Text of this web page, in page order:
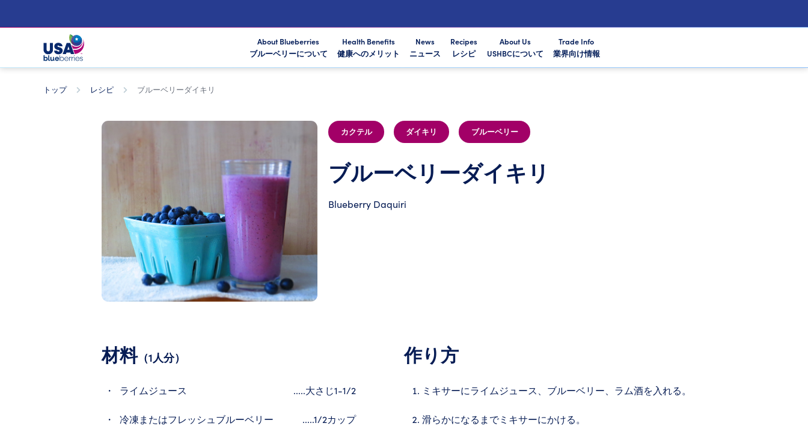
About Blueberries
ブルーベリーについて
Health Benefits
健康へのメリット
News
ニュース
Recipes
レシピ
About Us
USHBCについて
Trade Info
業界向け情報
トップ レシピ ブルーベリーダイキリ
カクテル ダイキリ ブルーベリー
ブルーベリーダイキリ
Blueberry Daquiri
材料（1人分）
ライムジュース .....大さじ1-1/2
冷凍またはフレッシュブルーベリー .....1/2カップ
作り方
ミキサーにライムジュース、ブルーベリー、ラム酒を入れる。
滑らかになるまでミキサーにかける。